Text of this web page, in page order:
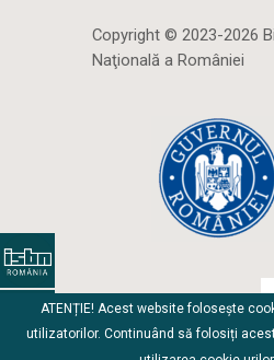
Copyright © 2023-2026
Naţională a României
ATENȚIE! Acest website folosește
utilizatorilor. Continuând să folosiți